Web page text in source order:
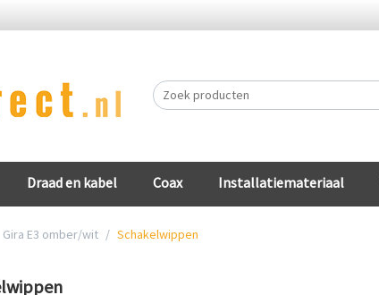
Draad en kabel Coax Installatiemateriaal
Gira E3 omber/wit / Schakelwippen